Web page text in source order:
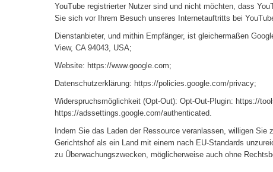
YouTube registrierter Nutzer sind und nicht möchten, dass
Sie sich vor Ihrem Besuch unseres Internetauftritts bei
Dienstanbieter, und mithin Empfänger, ist gleichermaßen
View, CA 94043, USA;
Website: https://www.google.com;
Datenschutzerklärung: https://policies.google.com/privacy;
Widerspruchsmöglichkeit (Opt-Out): Opt-Out-Plugin: https://
https://adssettings.google.com/authenticated.
Indem Sie das Laden der Ressource veranlassen, willigen
Gerichtshof als ein Land mit einem nach EU-Standards
zu Überwachungszwecken, möglicherweise auch ohne